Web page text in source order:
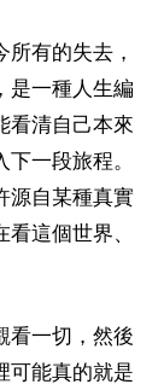
有的失去，
是一種人生編
看清自己本來
一段旅程。
源自某種真實
這個世界、
看一切，然後
可能真的就是